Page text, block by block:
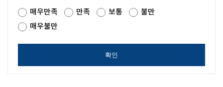
매우만족 만족 보통
불만
매우불만
확인